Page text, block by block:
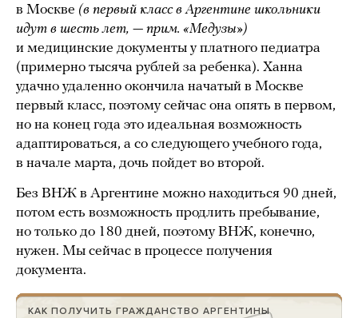
в Москве (в первый класс в Аргентине школьники
идут в шесть лет, — прим. «Медузы»)
и медицинские документы у платного педиатра
(примерно тысяча рублей за ребенка). Ханна
удачно удаленно окончила начатый в Москве
первый класс, поэтому сейчас она опять в первом,
но на конец года это идеальная возможность
адаптироваться, а со следующего учебного года,
в начале марта, дочь пойдет во второй.
Без ВНЖ в Аргентине можно находиться 90 дней,
потом есть возможность продлить пребывание,
но только до 180 дней, поэтому ВНЖ, конечно,
нужен. Мы сейчас в процессе получения
документа.
КАК ПОЛУЧИТЬ ГРАЖДАНСТВО АРГЕНТИНЫ